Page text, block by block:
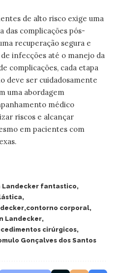
de alto risco exige uma
das complicações pós-
recuperação segura e
infecções até o manejo da
complicações, cada etapa
deve ser cuidadosamente
uma abordagem
médico
riscos e alcançar
em pacientes com
Landecker fantastico
contorno corporal
Landecker
cirúrgicos
Gonçalves dos Santos